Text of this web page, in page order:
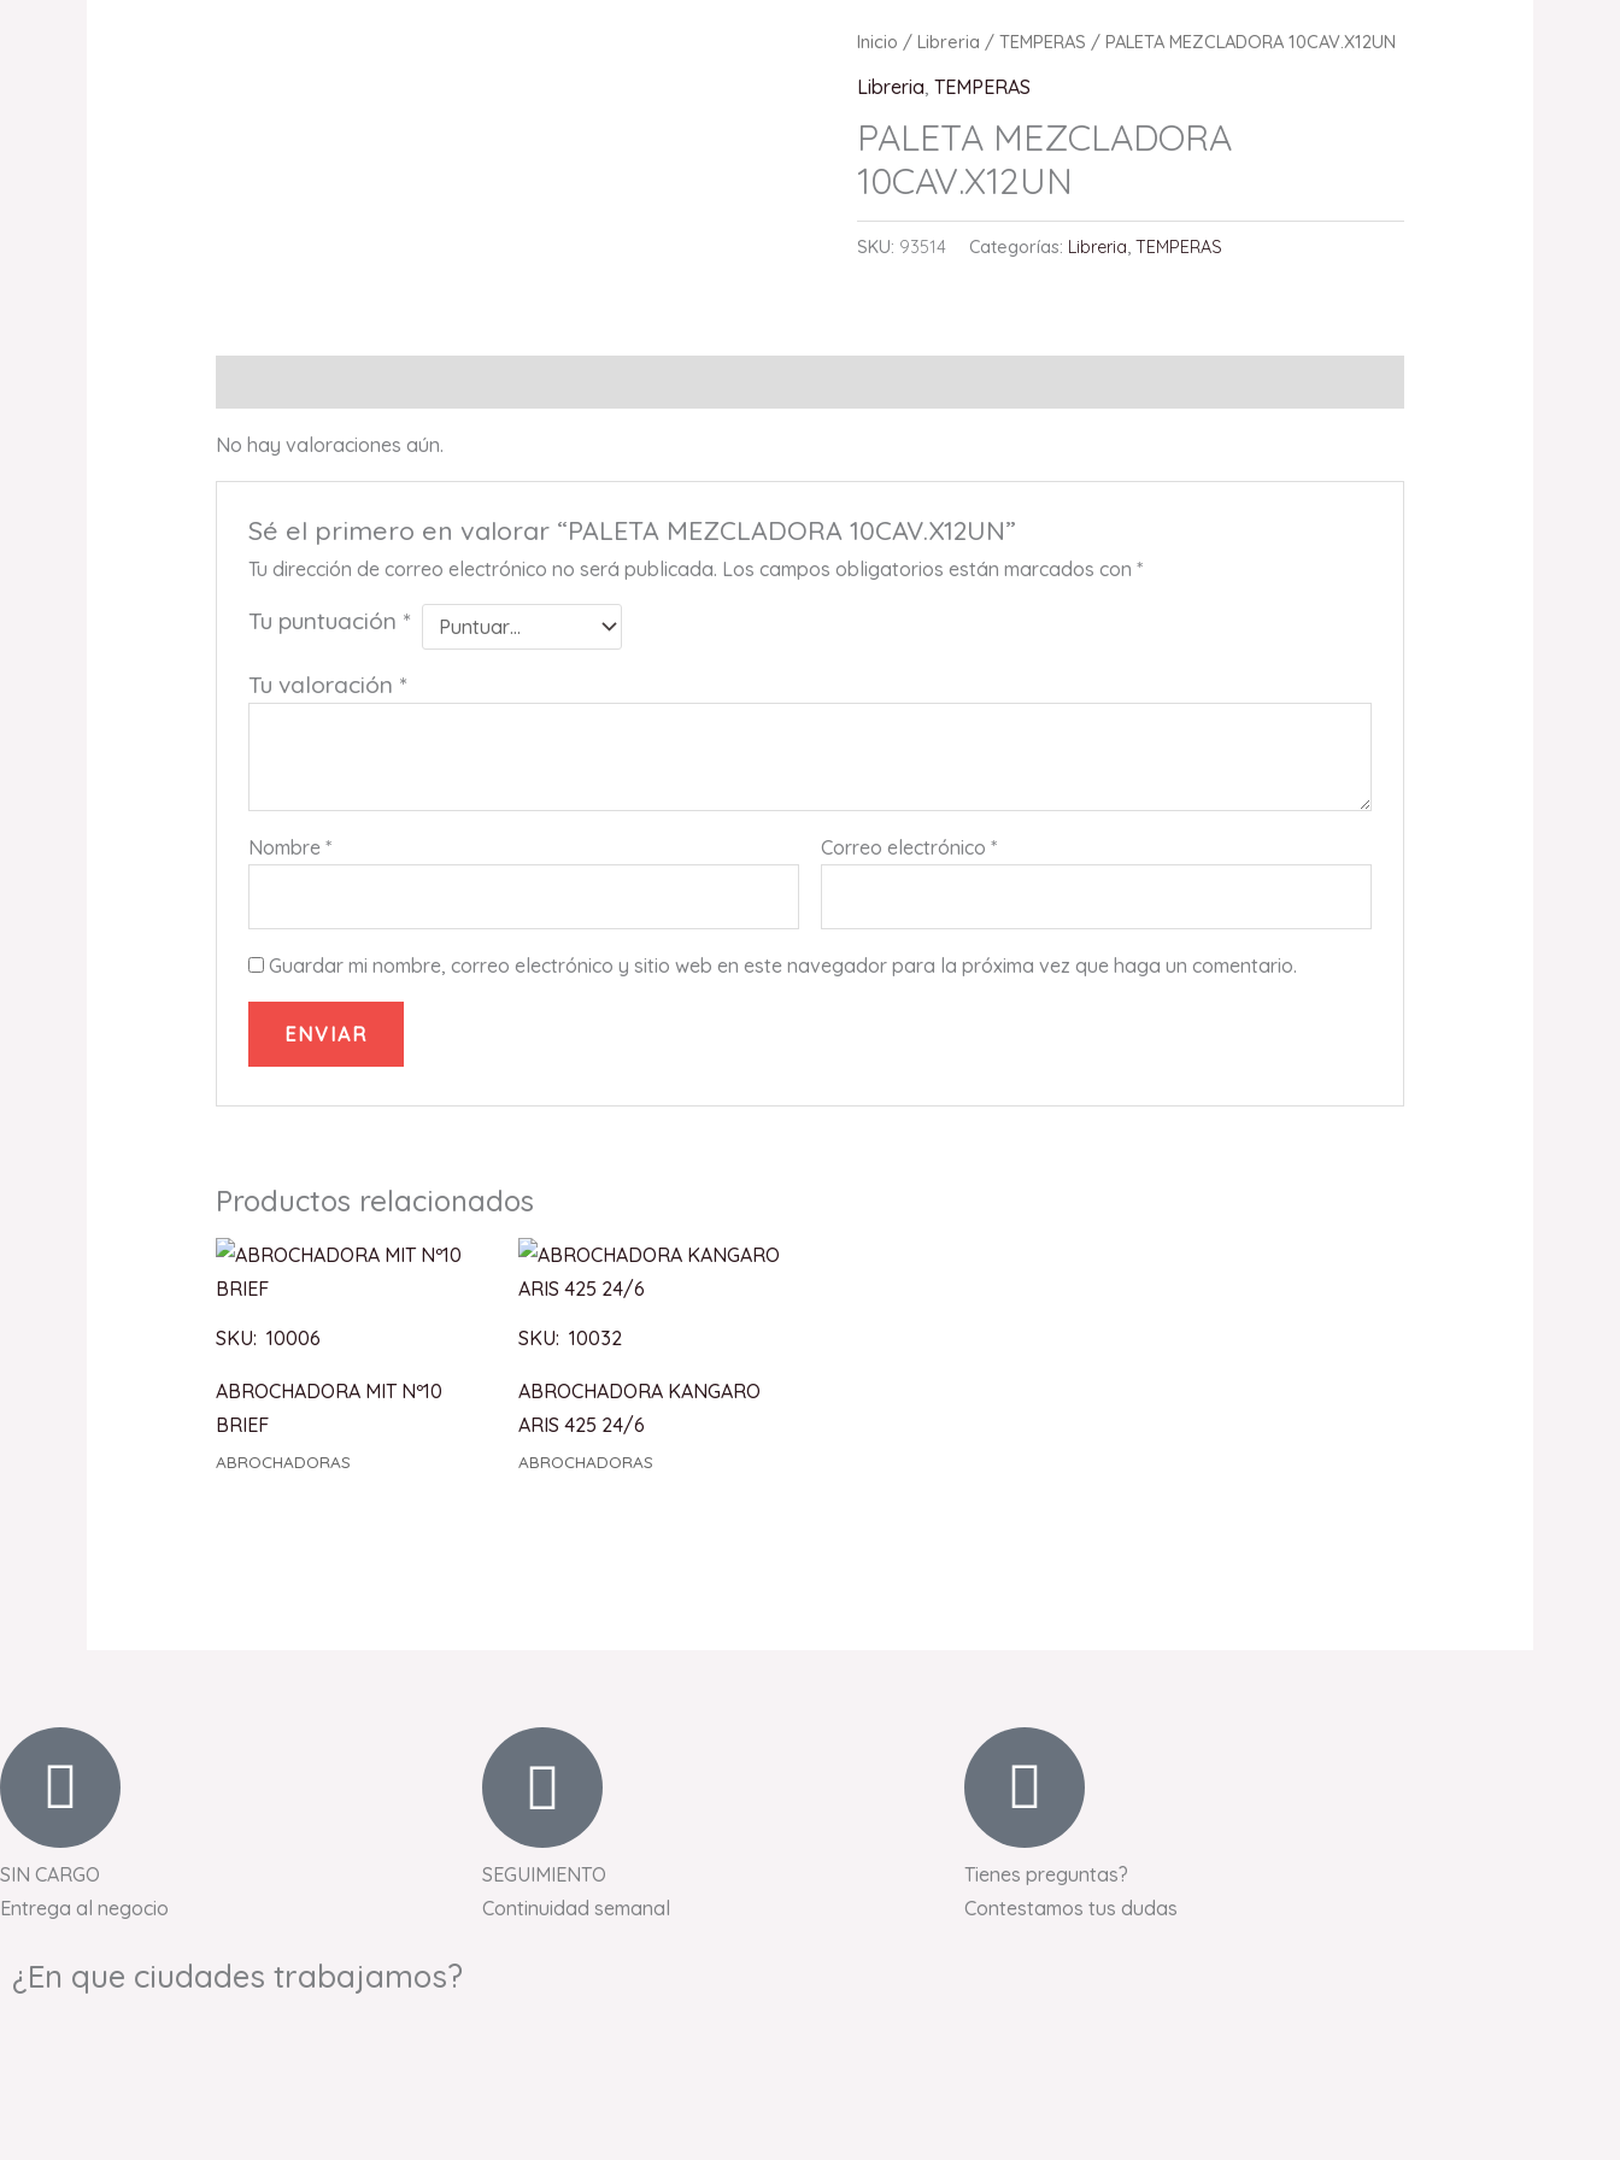
Inicio /Libreria /TEMPERAS / PALETA MEZCLADORA 10CAV.X12UN
Libreria,TEMPERAS
PALETA MEZCLADORA
10CAV.X12UN
SKU: 93514 Categorías: Libreria,TEMPERAS
No hay valoraciones aún.
Sé el primero en valorar “PALETA MEZCLADORA 10CAV.X12UN”
Tu dirección de correo electrónico no será publicada. Los campos obligatorios están marcados con*
Tu puntuación *
Tu valoración *
Nombre* Correo electrónico*
Guardar mi nombre, correo electrónico y sitio web en este navegador para la próxima vez que haga un comentario.
Productos relacionados
SKU: 10006
ABROCHADORA MIT Nº10
BRIEF
ABROCHADORAS
SKU: 10032
ABROCHADORA KANGARO
ARIS 425 24/6
ABROCHADORAS
SIN CARGO
Entrega al negocio
SEGUIMIENTO
Continuidad semanal
Tienes preguntas?
Contestamos tus dudas
¿En que ciudades trabajamos?